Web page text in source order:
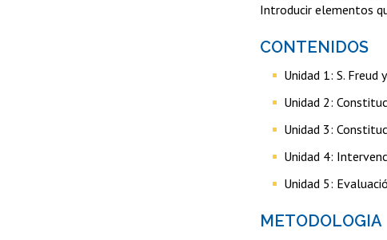
Introducir elementos
CONTENIDOS
Unidad 1: S.
Unidad 2:
Unidad 3:
Unidad 4:
Unidad 5:
METODOLOGIA